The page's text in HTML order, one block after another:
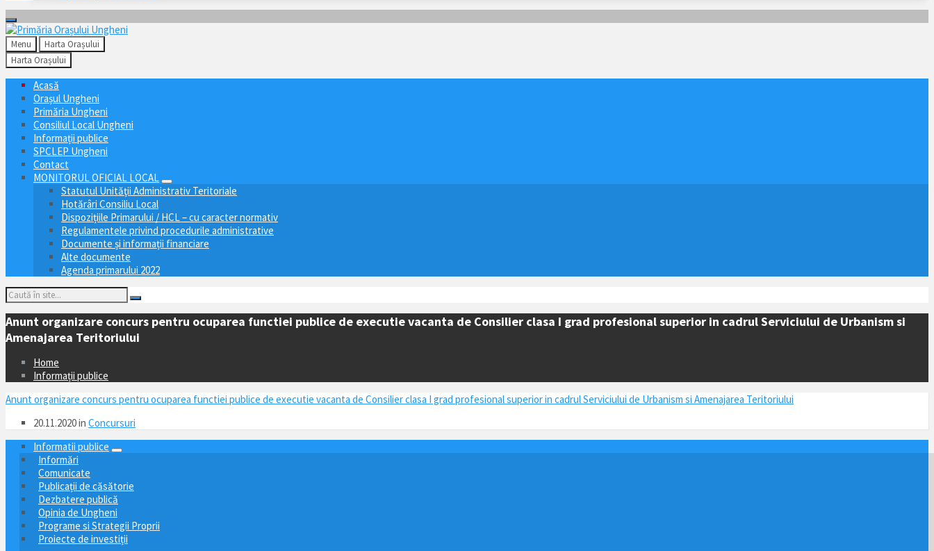
Menu
Harta Orașului
Harta Orașului
Acasă
Orașul Ungheni
Primăria Ungheni
Consiliul Local Ungheni
Informații publice
SPCLEP Ungheni
Contact
MONITORUL OFICIAL LOCAL
Statutul Unităţii Administrativ Teritoriale
Hotărâri Consiliu Local
Dispozițiile Primarului / HCL – cu caracter normativ
Regulamentele privind procedurile administrative
Documente și informații financiare
Alte documente
Agenda primarului 2022
Anunt organizare concurs pentru ocuparea functiei publice de executie vacanta de Consilier clasa I grad profesional superior in cadrul Serviciului de Urbanism si
Amenajarea Teritoriului
Home
Informații publice
Anunt organizare concurs pentru ocuparea functiei publice de executie vacanta de Consilier clasa I grad profesional superior in cadrul Serviciului de Urbanism si Amenajarea Teritoriului
20.11.2020in Concursuri
Informatii publice
Informări
Comunicate
Publicații de căsătorie
Dezbatere publică
Opinia de Ungheni
Programe si Strategii Proprii
Proiecte de investiții